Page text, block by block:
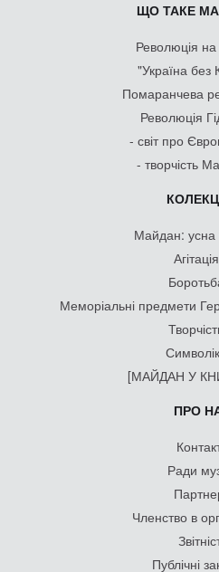
ЩО ТАКЕ
Революція на
"Україна без
Помаранчева
Революція
- світ про
- творчість
Майдан: усна
Агітація
Меморіальні предмети
[МАЙДАН У
ПРО
Ради
Членство в
Публічні